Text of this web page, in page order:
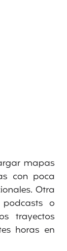
mapas
con poca
Otra
o
trayectos
horas en